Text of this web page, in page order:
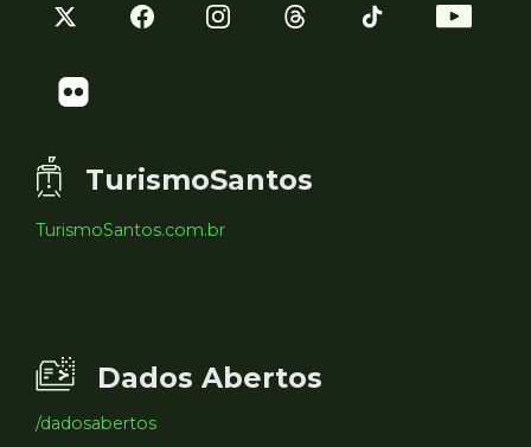
TurismoSantos
TurismoSantos.com.br
Dados Abertos
/dadosabertos